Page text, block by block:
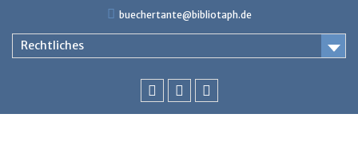
content
buechertante@bibliotaph.de
Rechtliches